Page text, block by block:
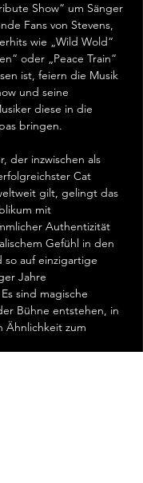
Show“ um Sänger
Fans von Stevens,
wie „Wild Wold“
oder „Peace Train“
ist, feiern die Musik
und seine
diese in die
bringen.
der inzwischen als
Cat
gilt, gelingt das
mit
Authentizität
Gefühl in den
so auf einzigartige
Jahre
sind magische
Bühne entstehen, in
Ähnlichkeit zum